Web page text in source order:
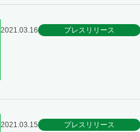
2021.03.16 プレスリリース
2021.03.15 プレスリリース